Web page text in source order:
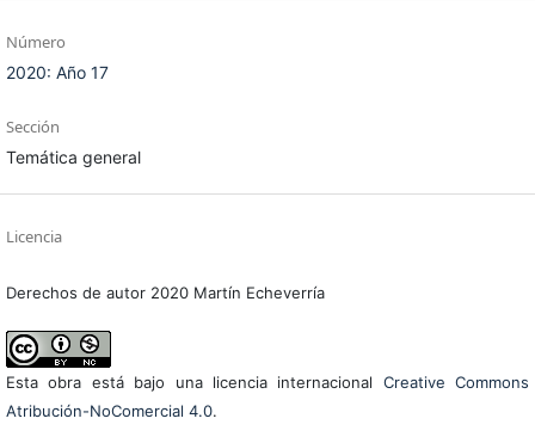
Número
2020: Año 17
Sección
Temática general
Licencia
Derechos de autor 2020 Martín Echeverría
Esta obra está bajo una licencia internacional Creative Commons
Atribución-NoComercial 4.0.